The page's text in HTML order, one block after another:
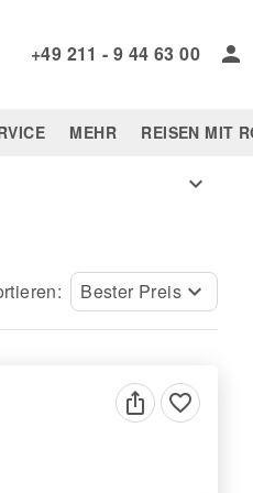
+49 211 - 9 44 63 00
MEHR REISEN MIT
expand_more
Bester Preis keyboard_arrow_down
favorite_border